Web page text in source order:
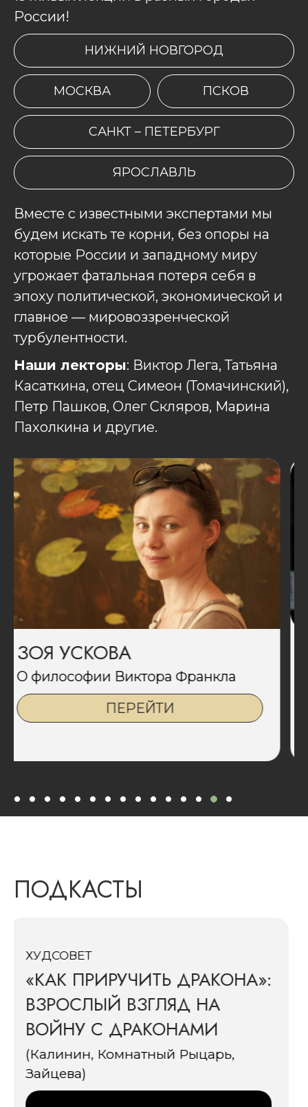
России!
НИЖНИЙ НОВГОРОД
МОСКВА ПСКОВ
САНКТ – ПЕТЕРБУРГ
ЯРОСЛАВЛЬ
Вместе с известными экспертами мы
будем искать те корни, без опоры на
которые России и западному миру
угрожает фатальная потеря себя в
эпоху политической, экономической и
главное — мировоззренческой
турбулентности.
Наши лекторы: Виктор Лега, Татьяна
Касаткина, отец Симеон (Томачинский),
Петр Пашков, Олег Скляров, Марина
Пахолкина и другие.
ВИКТОР ЛЕГА
Про философию Ницше
ПЕРЕЙТИ
ПОДКАСТЫ
ХУДСОВЕТ
«ФОРРЕСТ ГАМП» НЕ ТАК
ПРОСТ, КАК КАЖЕТСЯ
(Митрофанова, Ананьев,
Сатомский)